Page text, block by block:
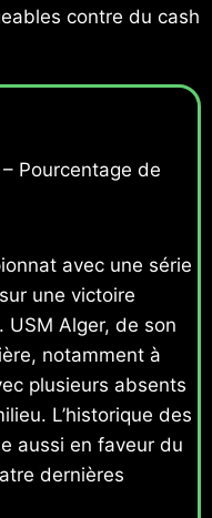
contre du cash
– Pourcentage de
avec une série
une victoire
USM Alger, de son
notamment à
plusieurs absents
L’historique des
aussi en faveur du
dernières